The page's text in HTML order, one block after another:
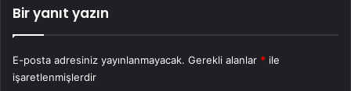
Bir yanıt yazın
E-posta adresiniz yayınlanmayacak. Gerekli alanlar * ile
işaretlenmişlerdir